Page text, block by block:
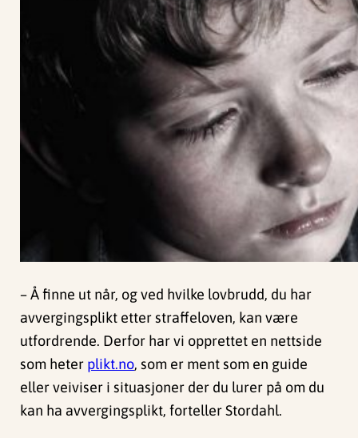
– Å finne ut når, og ved hvilke lovbrudd, du har
avvergingsplikt etter straffeloven, kan være
utfordrende. Derfor har vi opprettet en nettside
som heter plikt.no, som er ment som en guide
eller veiviser i situasjoner der du lurer på om du
kan ha avvergingsplikt, forteller Stordahl.